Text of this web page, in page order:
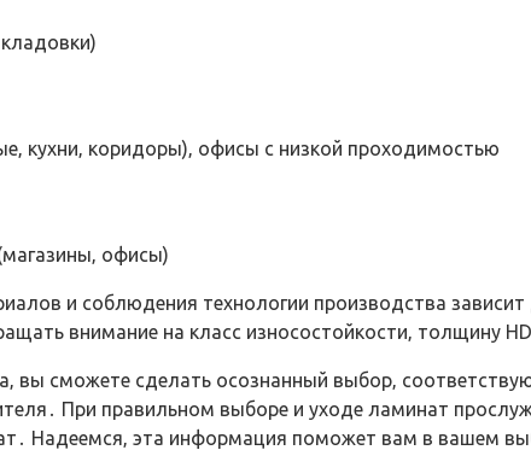
кухни‚ коридоры)‚ офисы с низкой проходимостью
офисы)
и соблюдения технологии производства
внимание на класс износостойкости‚ толщину
вы сможете сделать осознанный выбор‚
При правильном выборе и уходе ламинат
Надеемся‚ эта информация поможет вам в вашем